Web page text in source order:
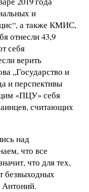
и
а также КМИС,
отнесли 43,9
себя
верить
„Государство и
и перспективы
«ПЦУ» себя
считающих
над
что все
что для тех,
безвыходных